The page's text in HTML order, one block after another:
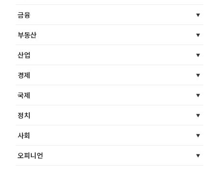
금융
부동산
산업
경제
국제
정치
사회
오피니언